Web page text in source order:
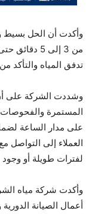
وأكدت أن الحل بسيط
من 3 إلى 5
تدفق المياه والتأكد
وشددت الشركة على
المستمرة والفحوصات
على مدار الساعة
العملاء إلى التواصل
لفترات طويلة أو
وأكدت شركة مياه
أعمال الصيانة